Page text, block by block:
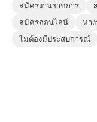
สมัครงานราชการ
สมัครออนไลน์
หา
ไม่ต้องมีประสบการณ์